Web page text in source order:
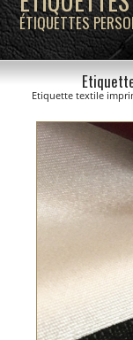
ÉTIQUETTES
Etiquette textile